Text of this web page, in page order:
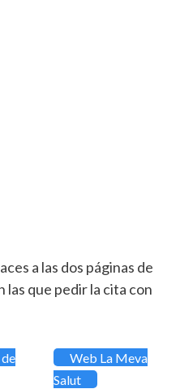
a las dos páginas de
las que pedir la cita con
Web La Meva
Salut